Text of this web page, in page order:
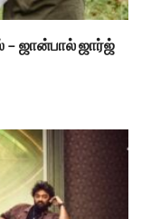
ஜான்பால் ஜார்ஜ்